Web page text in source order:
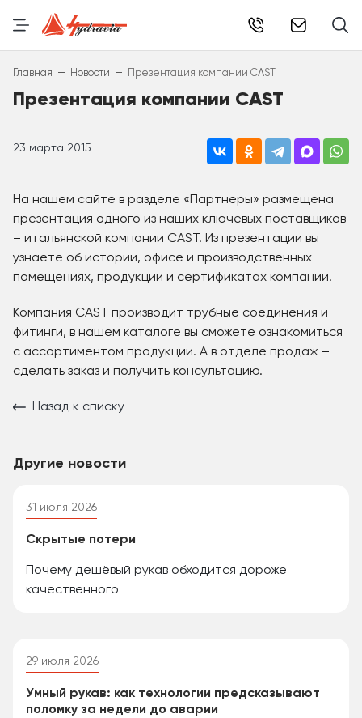
Главная – Новости – Презентация компании CAST
Презентация компании CAST
23 марта 2015
На нашем сайте в разделе «Партнеры» размещена
презентация одного из наших ключевых поставщиков
– итальянской компании CAST. Из презентации вы
узнаете об истории, офисе и производственных
помещениях, продукции и сертификатах компании.
Компания CAST производит трубные соединения и
фитинги, в нашем каталоге вы сможете ознакомиться
с ассортиментом продукции. А в отделе продаж –
сделать заказ и получить консультацию.
Назад к списку
Другие новости
31 июля 2026
Скрытые потери
Почему дешёвый рукав обходится дороже
качественного
29 июля 2026
Умный рукав: как технологии предсказывают
поломку за недели до аварии